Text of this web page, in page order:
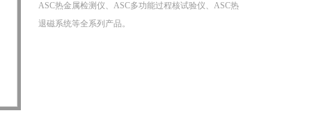
ASC热金属检测仪、ASC多功能过程核试验仪、ASC热
退磁系统等全系列产品。